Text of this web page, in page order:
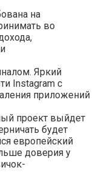
на
во
Яркий
Instagram с
приложений
проект выйдет
будет
европейский
доверия у